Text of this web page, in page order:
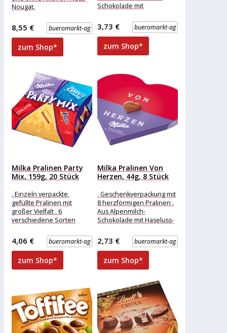
Nougat,
Marzipan-Kreationen
Merkmale: Ausführung:
Geschenk weitere
Produktinformationen:
bueromarkt-ag
8,55 €
zum Shop*
Schokolade mit
als kleine Geste Merkmale:
Eigenschaft: ohne Alkohol
Ausführung:
bueromarkt-ag
3,73 €
zum Shop*
Milka Pralinen Party
Mix, 159g, 20 Stück
. Einzeln verpackte,
gefüllte Pralinen mit
großer Vielfalt . 6
verschiedene Sorten
einzeln verpackt
Eigenschaft: ohne Alkohol
Ausführung:
bueromarkt-ag
4,06 €
zum Shop*
Milka Pralinen Von
Herzen, 44g, 8 Stück
. Geschenkverpackung mit
8 herzförmigen Pralinen .
Aus Alpenmilch-
Schokolade mit Haseluss-
Ideal als kleine Geste
Merkmale: Eigenschaft:
ohne Alkohol
bueromarkt-ag
2,73 €
zum Shop*